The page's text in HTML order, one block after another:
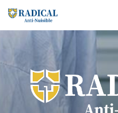
au
contenu
principal